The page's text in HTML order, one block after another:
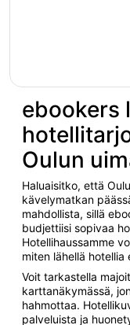
ebookers
Oulun
Haluaisitko, että
kävelymatkan
mahdollista, sillä
budjettiisi sopivaa
Hotellihaussamme
miten lähellä hotellia
Voit tarkastella
karttanäkymässä,
hahmottaa.
palveluista ja